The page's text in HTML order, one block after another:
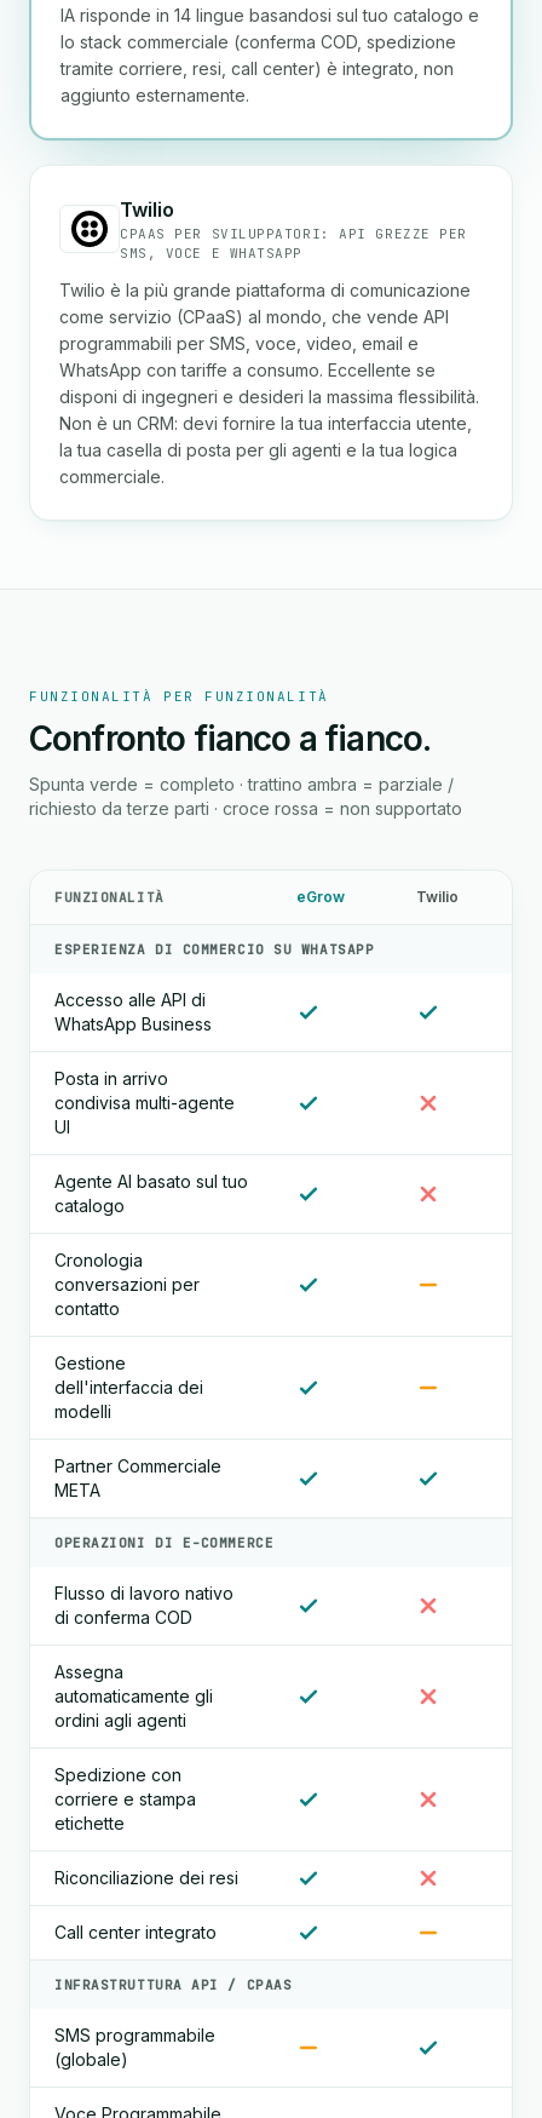
IA risponde in 14 lingue basandosi sul tuo catalogo e
lo stack commerciale (conferma COD, spedizione
tramite corriere, resi, call center) è integrato, non
aggiunto esternamente.
Twilio
CPAAS PER SVILUPPATORI: API GREZZE PER
SMS, VOCE E WHATSAPP
Twilio è la più grande piattaforma di comunicazione
come servizio (CPaaS) al mondo, che vende API
programmabili per SMS, voce, video, email e
WhatsApp con tariffe a consumo. Eccellente se
disponi di ingegneri e desideri la massima flessibilità.
Non è un CRM: devi fornire la tua interfaccia utente,
la tua casella di posta per gli agenti e la tua logica
commerciale.
FUNZIONALITÀ PER FUNZIONALITÀ
Confronto fianco a fianco.
Spunta verde = completo · trattino ambra = parziale /
richiesto da terze parti · croce rossa = non supportato
FUNZIONALITÀ eGrow Twilio
ESPERIENZA DI COMMERCIO SU WHATSAPP
Accesso alle API di
WhatsApp Business
Posta in arrivo
condivisa multi-agente
UI
Agente AI basato sul tuo
catalogo
Cronologia
conversazioni per
contatto
Gestione
dell'interfaccia dei
modelli
Partner Commerciale
META
OPERAZIONI DI E-COMMERCE
Flusso di lavoro nativo
di conferma COD
Assegna
automaticamente gli
ordini agli agenti
Spedizione con
corriere e stampa
etichette
Riconciliazione dei resi
Call center integrato
INFRASTRUTTURA API / CPAAS
SMS programmabile
(globale)
Voce Programmabile